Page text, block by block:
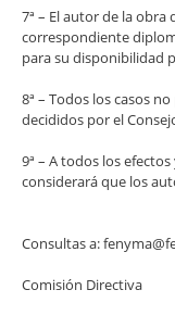
7ª – El autor de la
correspondiente
para su disponibilidad
8ª – Todos los casos
decididos por el
9ª – A todos los
considerará que los
Consultas a:
Comisión Directiva